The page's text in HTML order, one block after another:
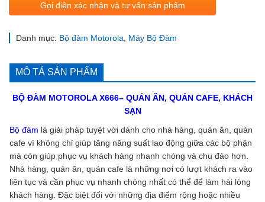
Gọi điện xác nhận và tư vấn sản phẩm
Danh mục: Bộ đàm Motorola Máy Bộ Đàm
MÔ TẢ SẢN PHẨM
BỘ ĐÀM MOTOROLA X666– QUÁN ĂN, QUÁN CAFE, KHÁCH
SẠN
Bộ đàm là giải pháp tuyệt vời dành cho nhà hàng, quán ăn, quán
cafe vì không chỉ giúp tăng năng suất lao động giữa các bộ phận
mà còn giúp phục vụ khách hàng nhanh chóng và chu đáo hơn.
Nhà hàng, quán ăn, quán cafe là những nơi có lượt khách ra vào
liên tục và cần phục vụ nhanh chóng nhất có thể để làm hài lòng
khách hàng. Đặc biệt đối với những địa điểm rộng hoặc nhiều